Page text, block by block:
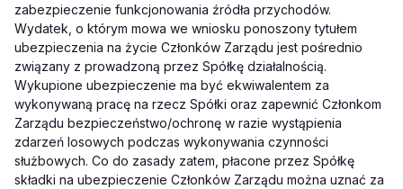
zabezpieczenie funkcjonowania źródła przychodów.
Wydatek, o którym mowa we wniosku ponoszony tytułem
ubezpieczenia na życie Członków Zarządu jest pośrednio
związany z prowadzoną przez Spółkę działalnością.
Wykupione ubezpieczenie ma być ekwiwalentem za
wykonywaną pracę na rzecz Spółki oraz zapewnić Członkom
Zarządu bezpieczeństwo/ochronę w razie wystąpienia
zdarzeń losowych podczas wykonywania czynności
służbowych. Co do zasady zatem, płacone przez Spółkę
składki na ubezpieczenie Członków Zarządu można uznać za